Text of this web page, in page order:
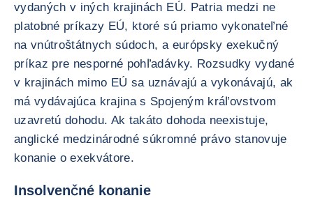
vydaných v iných krajinách EÚ. Patria medzi ne
platobné príkazy EÚ, ktoré sú priamo vykonateľné
na vnútroštátnych súdoch, a európsky exekučný
príkaz pre nesporné pohľadávky. Rozsudky vydané
v krajinách mimo EÚ sa uznávajú a vykonávajú, ak
má vydávajúca krajina s Spojeným kráľovstvom
uzavretú dohodu. Ak takáto dohoda neexistuje,
anglické medzinárodné súkromné právo stanovuje
konanie o exekvátore.
Insolvenčné konanie